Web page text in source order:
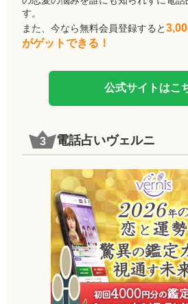
す。
また、今なら無料会員登録すると
がゲットできる！
公式サイトはこ
電話占いヴェルニ